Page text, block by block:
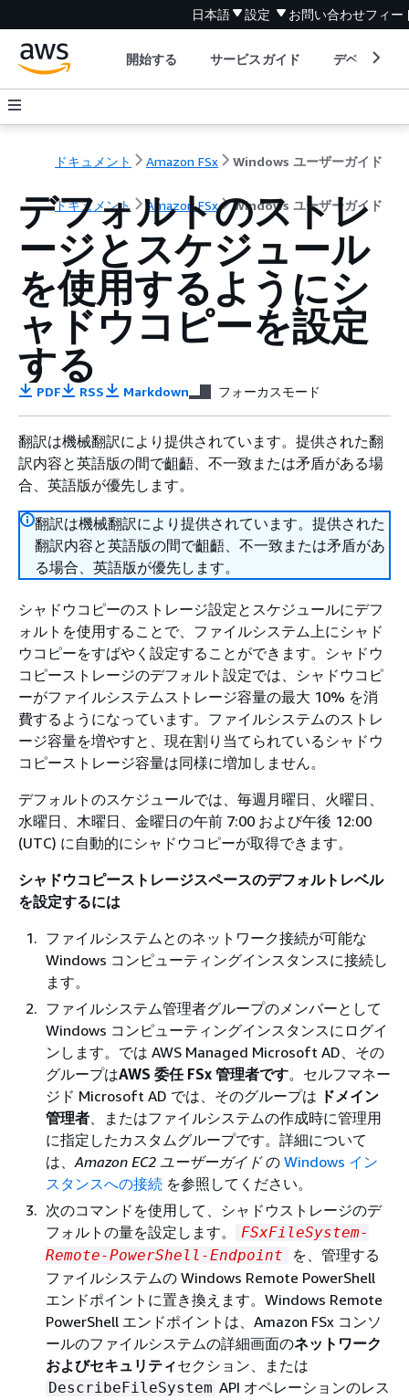
日本語 設定 お問い合わせフィー
開始する サービスガイド デベロッパ
ドキュメント Amazon FSx Windows ユーザーガイド
ドキュメント Amazon FSx Windows ユーザーガイド
デフォルトのストレ
ージとスケジュール
を使用するようにシ
ャドウコピーを設定
する
PDF RSS Markdown フォーカスモード
翻訳は機械翻訳により提供されています。提供された翻
訳内容と英語版の間で齟齬、不一致または矛盾がある場
合、英語版が優先します。
翻訳は機械翻訳により提供されています。提供された
翻訳内容と英語版の間で齟齬、不一致または矛盾があ
る場合、英語版が優先します。
シャドウコピーのストレージ設定とスケジュールにデフ
ォルトを使用することで、ファイルシステム上にシャド
ウコピーをすばやく設定することができます。シャドウ
コピーストレージのデフォルト設定では、シャドウコピ
ーがファイルシステムストレージ容量の最大 10% を消
費するようになっています。ファイルシステムのストレ
ージ容量を増やすと、現在割り当てられているシャドウ
コピーストレージ容量は同様に増加しません。
デフォルトのスケジュールでは、毎週月曜日、火曜日、
水曜日、木曜日、金曜日の午前 7:00 および午後 12:00
(UTC) に自動的にシャドウコピーが取得できます。
シャドウコピーストレージスペースのデフォルトレベル
を設定するには
ファイルシステムとのネットワーク接続が可能な
Windows コンピューティングインスタンスに接続し
ます。
ファイルシステム管理者グループのメンバーとして
Windows コンピューティングインスタンスにログイ
ンします。では AWS Managed Microsoft AD、その
グループはAWS 委任 FSx 管理者です。セルフマネー
ジド Microsoft AD では、そのグループは ドメイン
管理者、またはファイルシステムの作成時に管理用
に指定したカスタムグループです。詳細について
は、Amazon EC2 ユーザーガイドの Windows イン
スタンスへの接続 を参照してください。
次のコマンドを使用して、シャドウストレージのデ
フォルトの量を設定します。
FSxFileSystem-
Remote-PowerShell-Endpoint
を、管理する
ファイルシステムの Windows Remote PowerShell
エンドポイントに置き換えます。Windows Remote
PowerShell エンドポイントは、Amazon FSx コンソ
ールのファイルシステムの詳細画面のネットワーク
およびセキュリティセクション、または
DescribeFileSystem API オペレーションのレス